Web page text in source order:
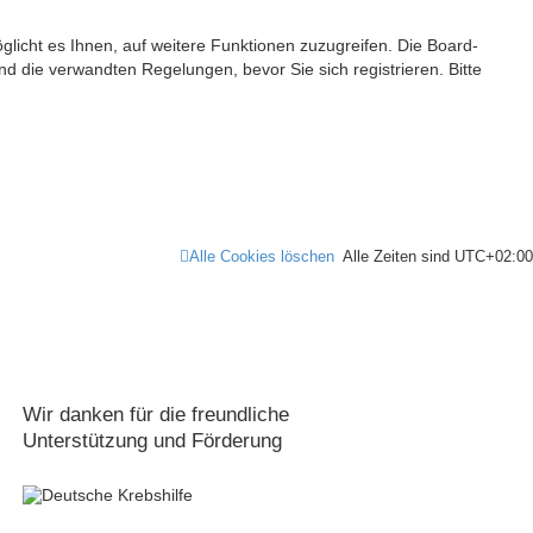
es Ihnen, auf weitere Funktionen zuzugreifen. Die Board-
die verwandten Regelungen, bevor Sie sich registrieren. Bitte
Alle Zeiten sind UTC+02:00
Alle Cookies löschen
Wir danken für die freundliche
Unterstützung und Förderung